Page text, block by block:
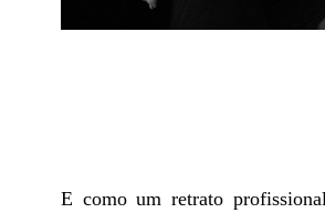
E como um retrato